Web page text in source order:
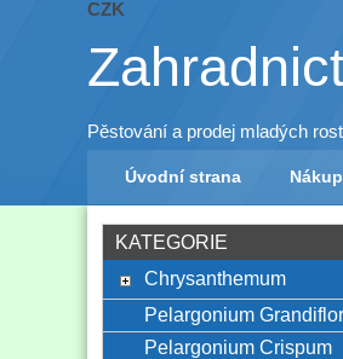
CZK
Pěstování a prodej mladých
Úvodní strana
KATEGORIE
Chrysanthemum
Pelargonium
Pelargonium Crispum